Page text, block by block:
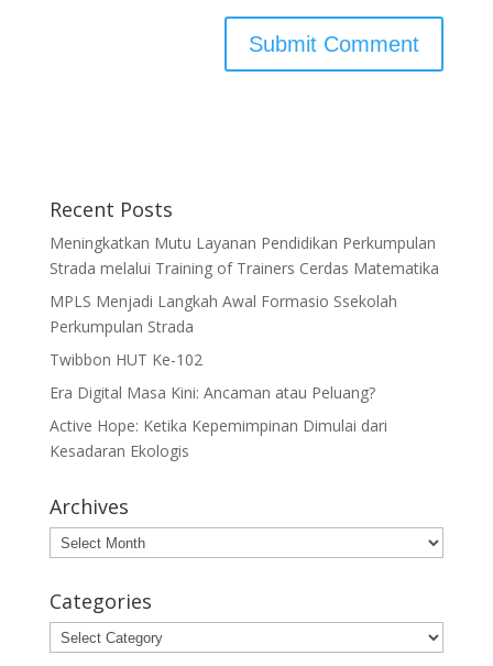
Recent Posts
Meningkatkan Mutu Layanan Pendidikan Perkumpulan
Strada melalui Training of Trainers Cerdas Matematika
MPLS Menjadi Langkah Awal Formasio Ssekolah
Perkumpulan Strada
Twibbon HUT Ke-102
Era Digital Masa Kini: Ancaman atau Peluang?
Active Hope: Ketika Kepemimpinan Dimulai dari
Kesadaran Ekologis
Archives
Archives
Categories
Categories